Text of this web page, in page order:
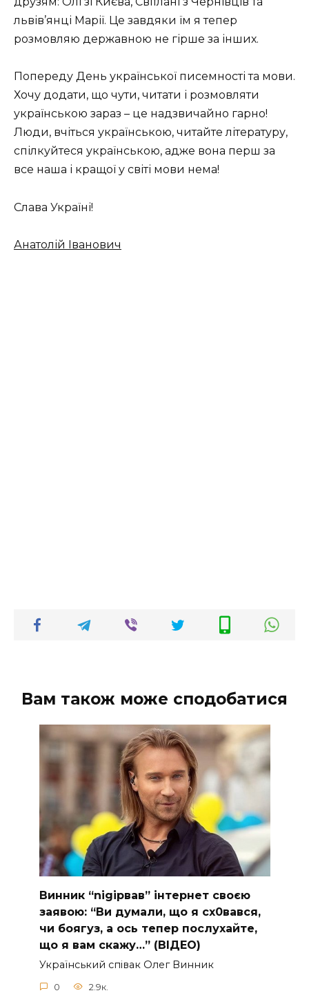
львів’янці Марії. Це завдяки їм я тепер
розмовляю державною не гірше за інших.
Попереду День української писемності та мови.
Хочу додати, що чути, читати і розмовляти
українською зараз – це надзвичайно гарно!
Люди, вчіться українською, читайте літературу,
спілкуйтеся українською, адже вона перш за
все наша і кращої у світі мови нема!
Слава Україні!
Анатолій Іванович
Вам також може сподобатися
Винник “nіgірвав” інтернет своєю
заявою: “Ви думали, що я сх0вався,
чи боягуз, а ось тепер послухайте,
що я вам скажу…” (ВІДЕО)
Укpaїнcький cпiвaк Oлeг Винник
0 2.9к.